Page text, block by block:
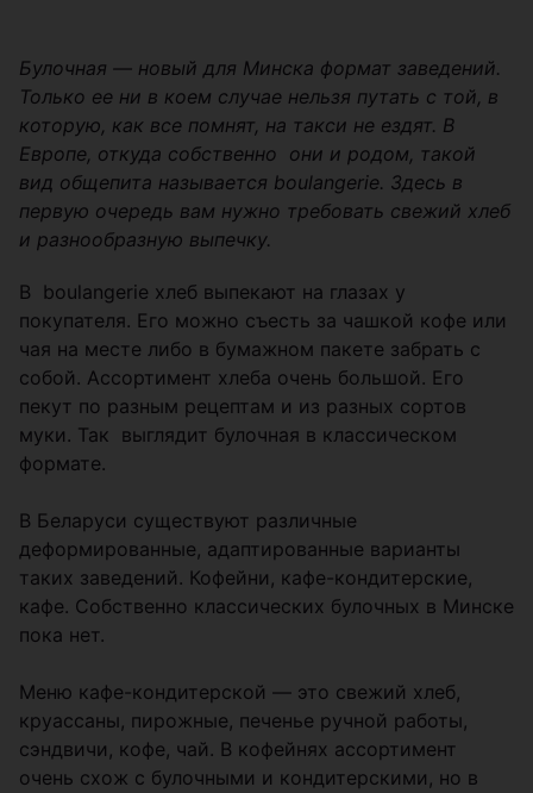
Булочная — новый для Минска формат заведений.
Только ее ни в коем случае нельзя путать с той, в
которую, как все помнят, на такси не ездят. В
Европе, откуда собственно они и родом, такой
вид общепита называется boulangerie. Здесь в
первую очередь вам нужно требовать свежий хлеб
и разнообразную выпечку.
В boulangerie хлеб выпекают на глазах у
покупателя. Его можно съесть за чашкой кофе или
чая на месте либо в бумажном пакете забрать с
собой. Ассортимент хлеба очень большой. Его
пекут по разным рецептам и из разных сортов
муки. Так выглядит булочная в классическом
формате.
В Беларуси существуют различные
деформированные, адаптированные варианты
таких заведений. Кофейни, кафе-кондитерские,
кафе. Собственно классических булочных в Минске
пока нет.
Меню кафе-кондитерской — это свежий хлеб,
круассаны, пирожные, печенье ручной работы,
сэндвичи, кофе, чай. В кофейнях ассортимент
очень схож с булочными и кондитерскими, но в